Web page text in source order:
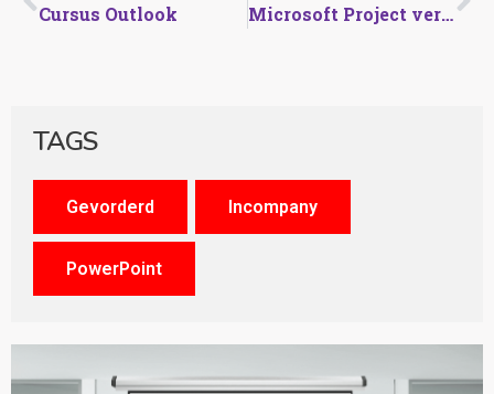
Cursus Outlook Microsoft Project vervolgcursus
TAGS